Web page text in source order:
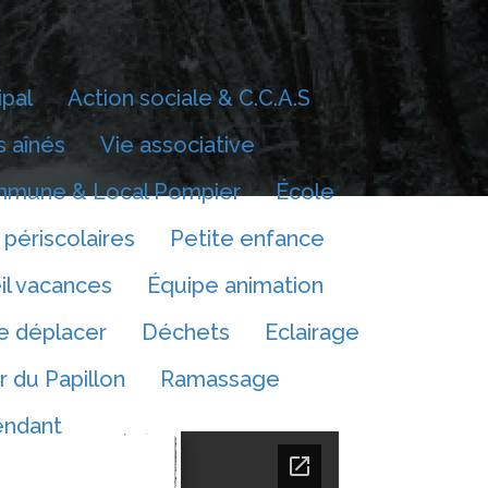
Action sociale & C.C.A.S
aînés
Vie associative
& Local Pompier
École
Petite enfance
vacances
Équipe animation
déplacer Déchets
Eclairage
du Papillon
Ramassage